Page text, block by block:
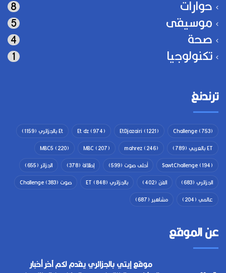
حوارات 8
موسيقى 5
صحة 4
تكنولوجيا 1
ترندنغ
Challenge(753)
EtDjazairi (1221)
Et dz(974) Et بالجزائري
(1159)
ET بالعربي
(789)
mahrez(246)
MBC(207)
MBC5 (220)
SawtChallenge(194) أحلى صوت (599) إطلالة (378) الجزائر (655)
الجزائري (683) الفن (402) بالجزائري ET (848) صوت Challenge (383)
عالمي (204) مشاهير (687)
عن الموقع
موقع إيتي بالجزائري يقدم لكم آخر أخبار